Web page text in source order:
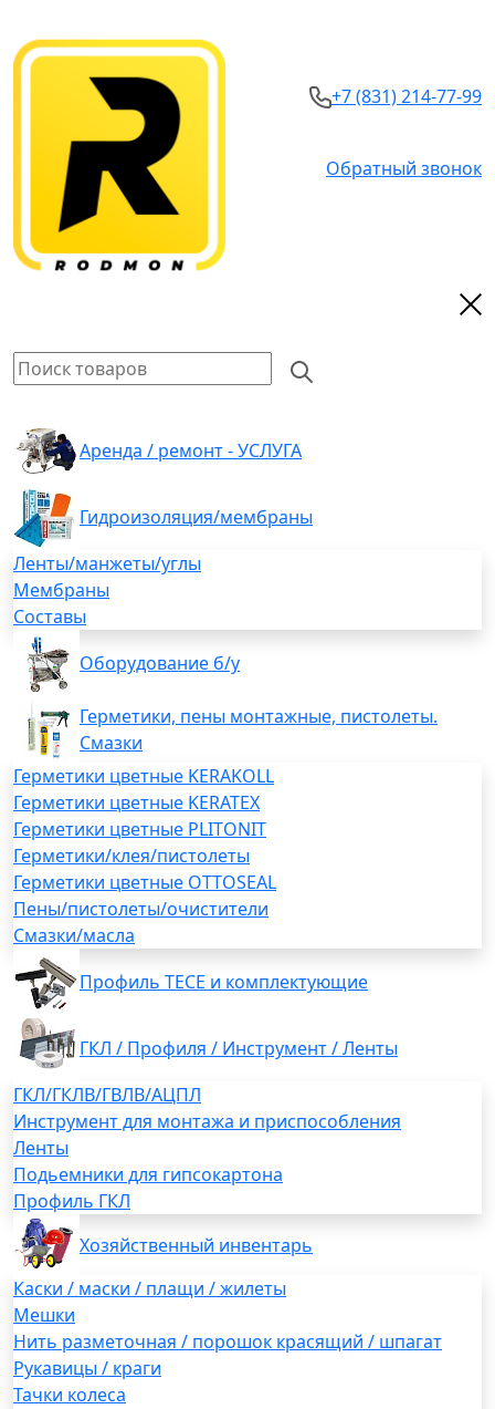
+7 (831) 214-77-99
Обратный звонок
Аренда / ремонт - УСЛУГА
Гидроизоляция/мембраны
Ленты/манжеты/углы
Мембраны
Составы
Оборудование б/у
Герметики, пены монтажные, пистолеты.
Смазки
Герметики цветные KERAKOLL
Герметики цветные KERATEX
Герметики цветные PLITONIT
Герметики/клея/пистолеты
Герметики цветные OTTOSEAL
Пены/пистолеты/очистители
Смазки/масла
Профиль TECE и комплектующие
ГКЛ / Профиля / Инструмент / Ленты
ГКЛ/ГКЛВ/ГВЛВ/АЦПЛ
Инструмент для монтажа и приспособления
Ленты
Подьемники для гипсокартона
Профиль ГКЛ
Хозяйственный инвентарь
Каски / маски / плащи / жилеты
Мешки
Нить разметочная / порошок красящий / шпагат
Рукавицы / краги
Тачки колеса